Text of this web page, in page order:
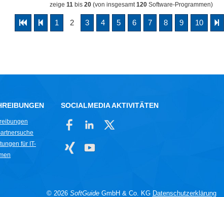
zeige 11 bis 20 (von insgesamt120 Software-Programmen)
1 2 3 4 5 6 7 8 9 10
für IT-
SOCIALMEDIA AKTIVITÄTEN
© 2026 SoftGuideGmbH & Co. KG Datenschutzerklärung